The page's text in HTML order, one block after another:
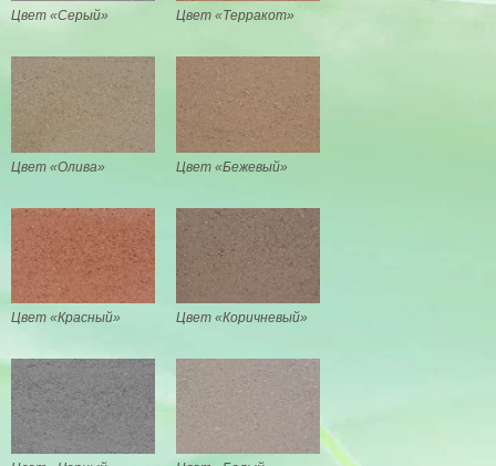
Цвет «Серый» Цвет «Терракот»
Цвет «Олива» Цвет «Бежевый»
Цвет «Красный» Цвет «Коричневый»